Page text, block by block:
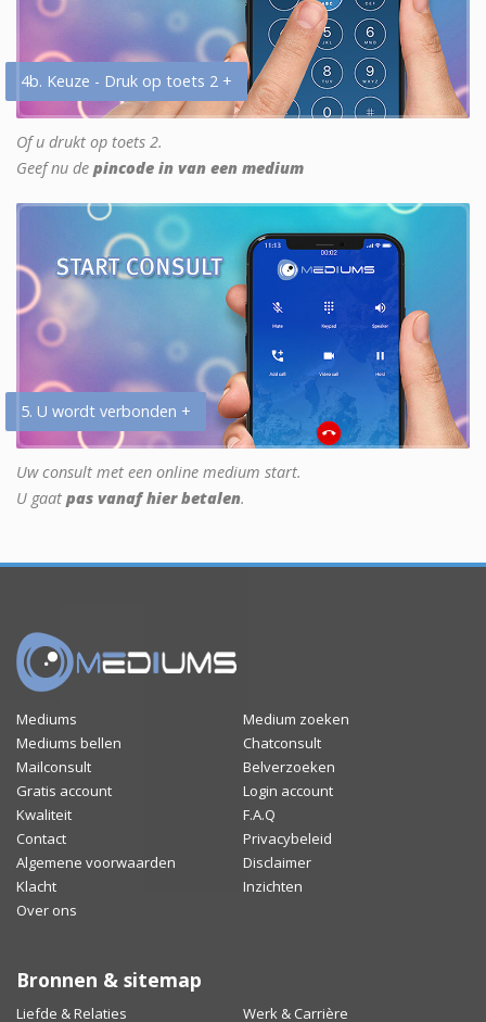
4b. Keuze - Druk op toets 2 +
Of u drukt op toets 2.
Geef nu de pincode in van een medium
5. U wordt verbonden +
Uw consult met een online medium start.
U gaat pas vanaf hier betalen.
Mediums
Medium zoeken
Mediums bellen
Chatconsult
Mailconsult
Belverzoeken
Gratis account
Login account
Kwaliteit
F.A.Q
Contact
Privacybeleid
Algemene voorwaarden
Disclaimer
Klacht
Inzichten
Over ons
Bronnen & sitemap
Liefde & Relaties Werk & Carrière